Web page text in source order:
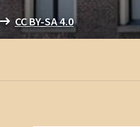
CC BY-SA 4.0